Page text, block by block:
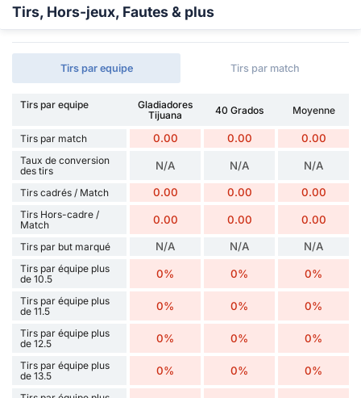
Tirs, Hors-jeux, Fautes & plus
Tirs par equipe Tirs par match
Tirs par equipe
Gladiadores
Tijuana
40 Grados Moyenne
Tirs par match 0.00 0.00 0.00
Taux de conversion
des tirs
N/A N/A N/A
Tirs cadrés / Match 0.00 0.00 0.00
Tirs Hors-cadre /
Match
0.00 0.00 0.00
Tirs par but marqué N/A N/A N/A
Tirs par équipe plus
de 10.5
0% 0% 0%
Tirs par équipe plus
de 11.5
0% 0% 0%
Tirs par équipe plus
de 12.5
0% 0% 0%
Tirs par équipe plus
de 13.5
0% 0% 0%